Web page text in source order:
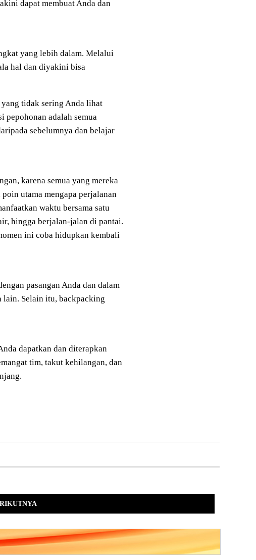
dapat membuat Anda dan
yang lebih dalam. Melalui
hal dan diyakini bisa
tidak sering Anda lihat
pepohonan adalah semua
sebelumnya dan belajar
karena semua yang mereka
utama mengapa perjalanan
waktu bersama satu
hingga berjalan-jalan di pantai.
ini coba hidupkan kembali
pasangan Anda dan dalam
Selain itu, backpacking
dapatkan dan diterapkan
tim, takut kehilangan, dan